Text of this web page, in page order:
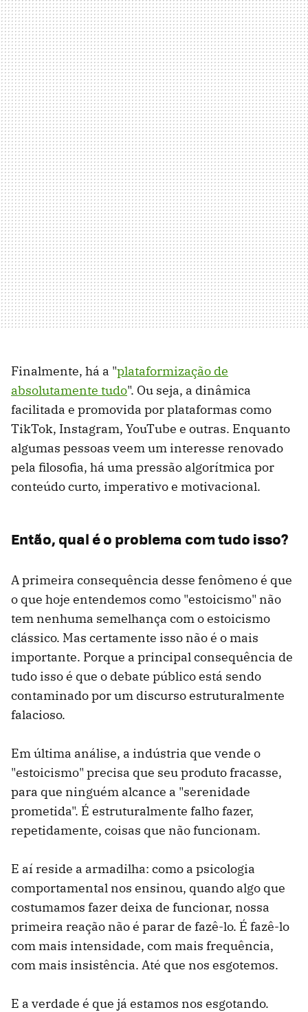
Finalmente, há a "plataformização de
absolutamente tudo". Ou seja, a dinâmica
facilitada e promovida por plataformas como
TikTok, Instagram, YouTube e outras. Enquanto
algumas pessoas veem um interesse renovado
pela filosofia, há uma pressão algorítmica por
conteúdo curto, imperativo e motivacional.
Então, qual é o problema com tudo isso?
A primeira consequência desse fenômeno é que
o que hoje entendemos como "estoicismo" não
tem nenhuma semelhança com o estoicismo
clássico. Mas certamente isso não é o mais
importante. Porque a principal consequência de
tudo isso é que o debate público está sendo
contaminado por um discurso estruturalmente
falacioso.
Em última análise, a indústria que vende o
"estoicismo" precisa que seu produto fracasse,
para que ninguém alcance a "serenidade
prometida". É estruturalmente falho fazer,
repetidamente, coisas que não funcionam.
E aí reside a armadilha: como a psicologia
comportamental nos ensinou, quando algo que
costumamos fazer deixa de funcionar, nossa
primeira reação não é parar de fazê-lo. É fazê-lo
com mais intensidade, com mais frequência,
com mais insistência. Até que nos esgotemos.
E a verdade é que já estamos nos esgotando.